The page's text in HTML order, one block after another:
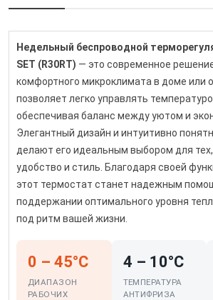
Недельный беспроводной
SET (R30RT) — это современное
комфортного микроклимата в доме или
позволяет легко управлять
обеспечивая баланс между уютом и
Элегантный дизайн и интуитивно
делают его идеальным выбором для
удобство и стиль. Благодаря своей
этот термостат станет надежным
поддержании оптимального уровня
под ритм вашей жизни.
0 – 45°С
ДИАПАЗОН
РАБОЧИХ
4 – 10°С
ТЕМПЕРАТУРА
АНТИФРИЗА